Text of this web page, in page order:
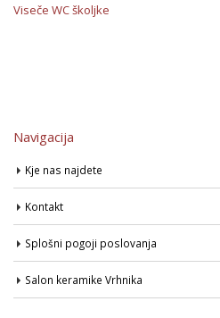
Viseče WC školjke
Navigacija
Kje nas najdete
Kontakt
Splošni pogoji poslovanja
Salon keramike Vrhnika